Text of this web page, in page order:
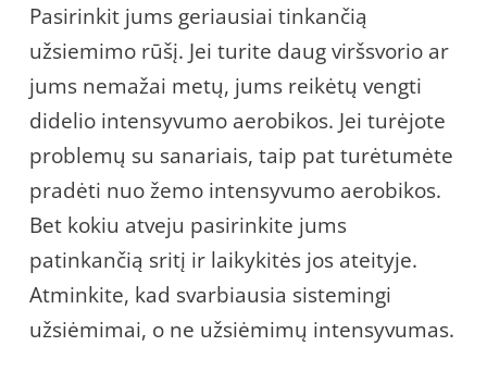
Pasirinkit jums geriausiai tinkančią
užsiemimo rūšį. Jei turite daug viršsvorio ar
jums nemažai metų, jums reikėtų vengti
didelio intensyvumo aerobikos. Jei turėjote
problemų su sanariais, taip pat turėtumėte
pradėti nuo žemo intensyvumo aerobikos.
Bet kokiu atveju pasirinkite jums
patinkančią sritį ir laikykitės jos ateityje.
Atminkite, kad svarbiausia sistemingi
užsiėmimai, o ne užsiėmimų intensyvumas.